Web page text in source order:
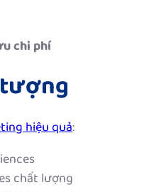
chi phí
hiệu quả:
chất lượng